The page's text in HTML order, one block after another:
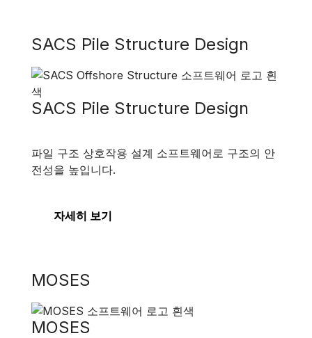
SACS Pile Structure Design
SACS Pile Structure Design
파일 구조 상호작용 설계 소프트웨어로 구조의 안
전성을 높입니다.
자세히 보기
MOSES
MOSES